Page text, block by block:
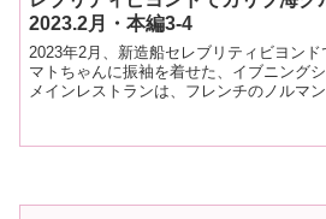
2023.2月・本編3-4
2023年2月、新造船セレブリティビヨン
マトちゃんに振袖を着せた、イブニング
メインレストランは、フレンチのノルマ